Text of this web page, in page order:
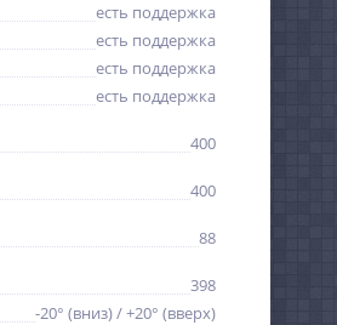
есть поддержка
есть поддержка
есть поддержка
есть поддержка
400
400
88
398
-20° (вниз) / +20° (вверх)